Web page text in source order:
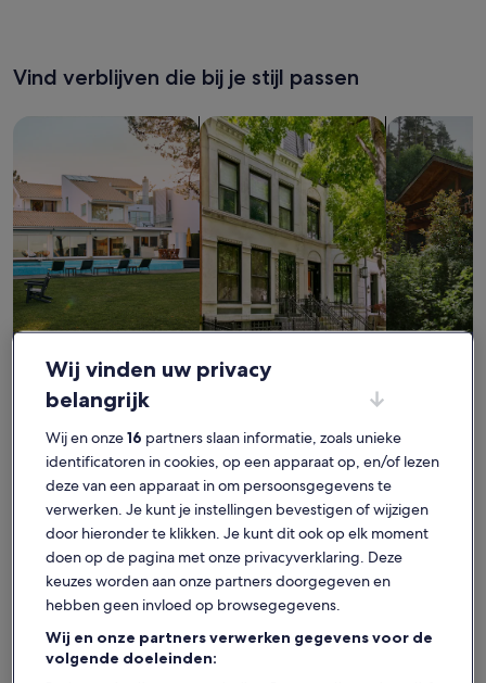
Vind verblijven die bij je stijl passen
Zoeken naar huizen Zoeken naar flats/appartementen
Huisjes
Vind je perfecte verblijf - Croce
Meer informatie over Casina in authentiek ToscaneMeer
Wij vinden uw privacy
belangrijk
Wij en onze16 partners slaan informatie, zoals unieke
identificatoren in cookies, op een apparaat op, en/of lezen
deze van een apparaat in om persoonsgegevens te
verwerken. Je kunt je instellingen bevestigen of wijzigen
door hieronder te klikken. Je kunt dit ook op elk moment
doen op de pagina met onze privacyverklaring. Deze
keuzes worden aan onze partners doorgegeven en
hebben geen invloed op browsegegevens.
Wij en onze partners verwerken gegevens voor de
volgende doeleinden: